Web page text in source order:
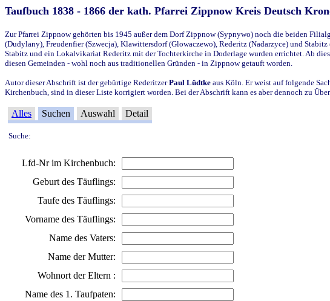
Taufbuch 1838 - 1866 der kath. Pfarrei Zippnow Kreis Deutsch
Zur Pfarrei Zippnow gehörten bis 1945 außer dem Dorf Zippnow (Sypnywo) noch die beiden
(Dudylany), Freudenfier (Szwecja), Klawittersdorf (Glowaczewo), Rederitz (Nadarzyce) und
Stabitz und ein Lokalvikariat Rederitz mit der Tochterkirche in Doderlage wurden errichtet. Ab
diesen Gemeinden - wohl noch aus traditionellen Gründen - in Zippnow getauft worden.
Autor dieser Abschrift ist der gebürtige RederitzerPaul Lüdtke aus Köln. Er weist auf folgende
Kirchenbuch, sind in dieser Liste korrigiert worden. Bei der Abschrift kann es aber dennoch zu
Alles Suchen Auswahl Detail
Suche:
Lfd-Nr im Kirchenbuch:
Geburt des Täuflings:
Taufe des Täuflings:
Vorname des Täuflings:
Name des Vaters:
Name der Mutter:
Wohnort der Eltern :
Name des 1. Taufpaten: